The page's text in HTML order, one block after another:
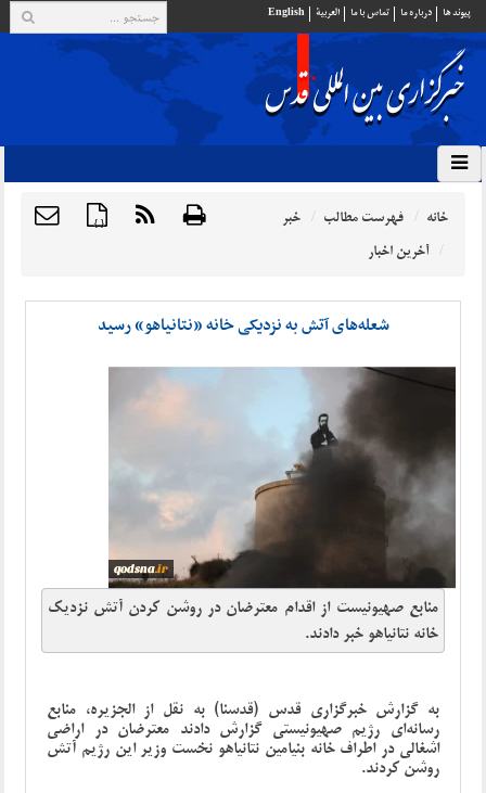
پيوند ها درباره ما تماس با ما العربية English
{ } خانه فهرست مطالب
خبر
آخرین اخبار
شعله‌های آتش به نزدیکی خانه «نتانیاهو» رسید
منابع صهیونیست از اقدام معترضان در روشن کردن آتش نزدیک
خانه نتانیاهو خبر دادند.
به گزارش خبرگزاری قدس (قدسنا) به نقل از الجزیره، منابع
رسانه‌ای رژیم صهیونیستی گزارش دادند معترضان در اراضی
اشغالی در اطراف خانه بنیامین نتانیاهو نخست وزیر این رژیم آتش
روشن کردند.